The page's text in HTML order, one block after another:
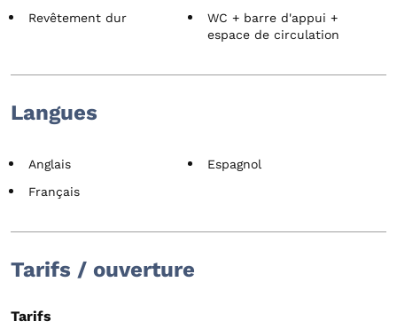
Revêtement dur
WC + barre d'appui +
espace de circulation
Langues
Anglais
Espagnol
Français
Tarifs / ouverture
Tarifs